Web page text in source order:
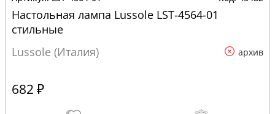
Настольная лампа Lussole LST-4564-01
стильные
Lussole (Италия)
архив
682 ₽